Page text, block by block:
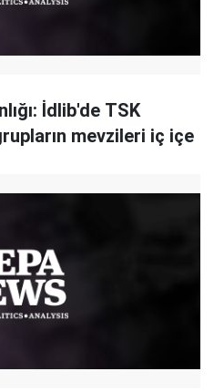
İdlib'de TSK
mevzileri iç içe